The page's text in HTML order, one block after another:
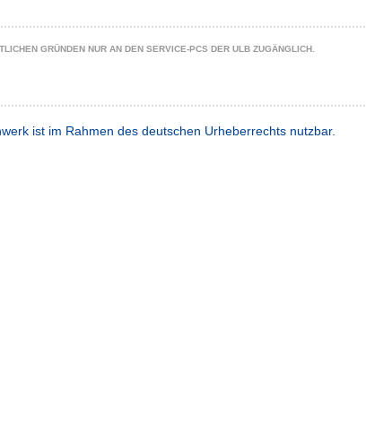
GRÜNDEN NUR AN DEN SERVICE-PCS DER ULB ZUGÄNGLICH.
ist im Rahmen des deutschen Urheberrechts nutzbar.